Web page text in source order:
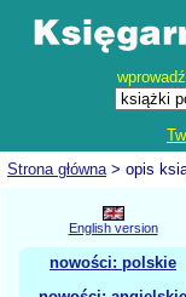
Strona główna> opis
English version
nowości: polskie